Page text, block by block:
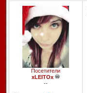
Посетители
xLEITOx
--